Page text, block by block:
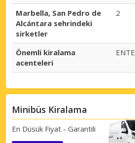
Marbella, San Pedro de
Alcántara sehrindeki
sirketler
2
Önemli kiralama
acenteleri
Minibüs Kiralama
En Düsük Fiyat - Garantili